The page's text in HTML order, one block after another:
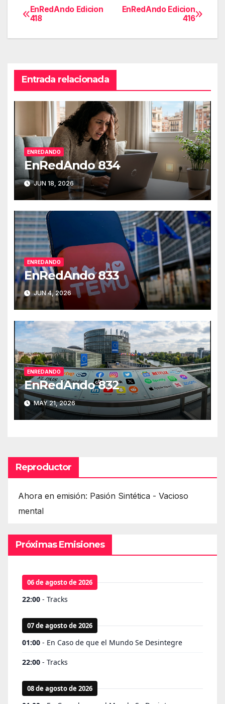
Navegación
de
EnRedAndo Edicion
416
EnRedAndo Edicion
418
Entrada relacionada
ENREDANDO
EnRedAndo 834
JUN 18, 2026
ENREDANDO
EnRedAndo 833
JUN 4, 2026
ENREDANDO
EnRedAndo 832
MAY 21, 2026
Reproductor
Ahora en emisión: Pasión Sintética - Vacioso
mental
Próximas Emisiones